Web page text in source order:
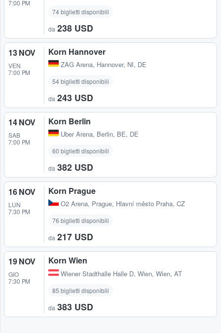
7:00 PM
74 biglietti disponibili
da 238 USD
13 NOV
VEN
7:00 PM
Korn Hannover
ZAG Arena, Hannover, NI, DE
54 biglietti disponibili
da 243 USD
14 NOV
SAB
7:00 PM
Korn Berlin
Uber Arena, Berlin, BE, DE
60 biglietti disponibili
da 382 USD
16 NOV
LUN
7:30 PM
Korn Prague
O2 Arena, Prague, Hlavní město Praha, CZ
76 biglietti disponibili
da 217 USD
19 NOV
GIO
7:30 PM
Korn Wien
Wiener Stadthalle Halle D, Wien, Wien, AT
85 biglietti disponibili
da 383 USD